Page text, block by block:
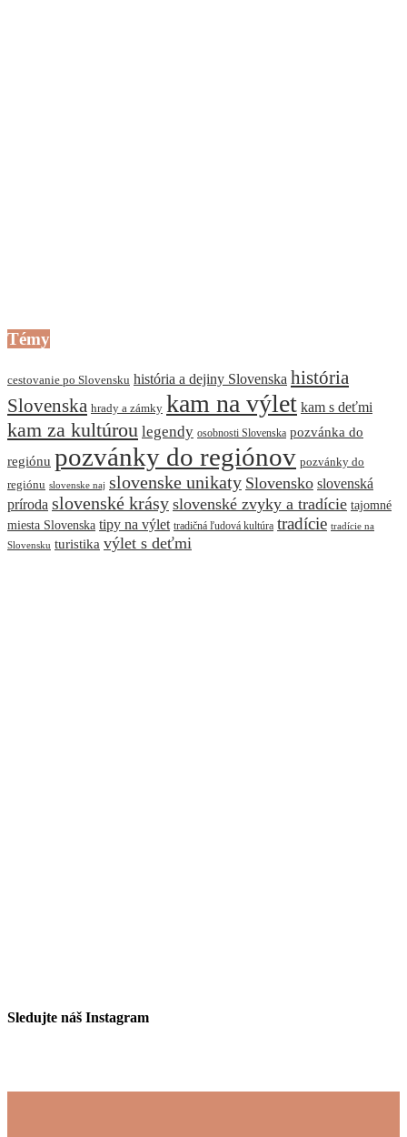
Témy
cestovanie po Slovensku história a dejiny Slovenska história
Slovenska hrady a zámky kam na výlet kam s deťmi
kam za kultúrou legendy osobnosti Slovenska pozvánka do
regiónu pozvánky do regiónov pozvánky do
regiónu slovenske naj slovenske unikaty Slovensko slovenská
príroda slovenské krásy slovenské zvyky a tradície tajomné
miesta Slovenska tipy na výlet tradičná ľudová kultúra tradície tradície na
Slovensku turistika výlet s deťmi
Sledujte náš Instagram